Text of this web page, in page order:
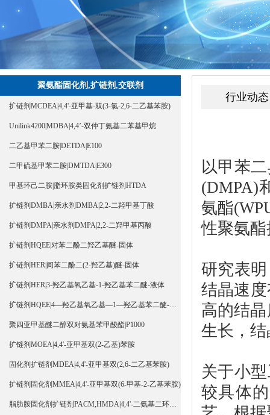
聚氨酯固化剂,扩链剂,交联剂
扩链剂MCDEA|4,4'-亚甲基-双(3-氯-2,6-二乙基苯胺)
Unilink4200|MDBA|4,4’-双仲丁氨基二苯基甲烷
二乙基甲苯二胺|DETDA|E100
二甲硫基甲苯二胺|DMTDA|E300
甲基环己二胺|脂环胺类固化剂扩链剂HTDA
扩链剂DMBA|亲水剂DMBA|2,2-二羟甲基丁酸
扩链剂DMPA|亲水剂DMPA|2,2-二羟甲基丙酸
扩链剂HQEE|对苯二酚二羟乙基醚-固体
扩链剂HER|间苯二酚二(2-羟乙基)醚-固体
扩链剂HER|3-羟乙基氧乙基-1-羟乙基苯二醚-液体
扩链剂HQEE|4—羟乙基氧乙基—1—羟乙基苯二醚-液体
聚四亚甲基醚二醇双对氨基苯甲酸酯|P1000
扩链剂MOEA|4,4'-亚甲基双(2-乙基)苯胺
固化剂扩链剂MDEA|4,4'-亚甲基双(2,6-二乙基苯胺)
扩链剂固化剂MMEA|4,4'-亚甲基双(6-甲基-2-乙基苯胺)
脂肪胺固化剂扩链剂PACM,HMDA|4,4'-二氨基二环己基甲烷
行业动态
以甲苯
(DMPA)
氨酯
性聚氨
研究表
结晶速
高的结
生长，
关于小
较具体